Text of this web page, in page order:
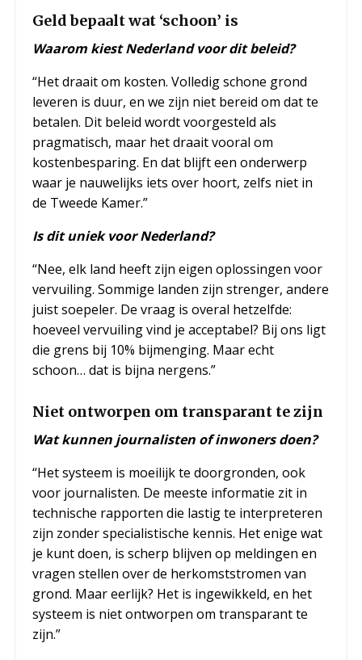
Geld bepaalt wat ‘schoon’ is
Waarom kiest Nederland voor dit beleid?
“Het draait om kosten. Volledig schone grond
leveren is duur, en we zijn niet bereid om dat te
betalen. Dit beleid wordt voorgesteld als
pragmatisch, maar het draait vooral om
kostenbesparing. En dat blijft een onderwerp
waar je nauwelijks iets over hoort, zelfs niet in
de Tweede Kamer.”
Is dit uniek voor Nederland?
“Nee, elk land heeft zijn eigen oplossingen voor
vervuiling. Sommige landen zijn strenger, andere
juist soepeler. De vraag is overal hetzelfde:
hoeveel vervuiling vind je acceptabel? Bij ons ligt
die grens bij 10% bijmenging. Maar echt
schoon… dat is bijna nergens.”
Niet ontworpen om transparant te zijn
Wat kunnen journalisten of inwoners doen?
“Het systeem is moeilijk te doorgronden, ook
voor journalisten. De meeste informatie zit in
technische rapporten die lastig te interpreteren
zijn zonder specialistische kennis. Het enige wat
je kunt doen, is scherp blijven op meldingen en
vragen stellen over de herkomststromen van
grond. Maar eerlijk? Het is ingewikkeld, en het
systeem is niet ontworpen om transparant te
zijn.”